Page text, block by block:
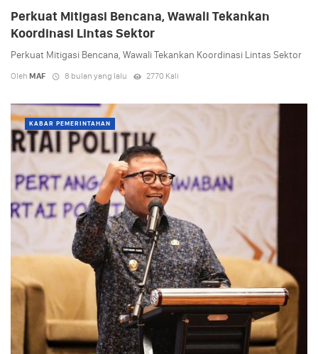
Perkuat Mitigasi Bencana, Wawali Tekankan
Koordinasi Lintas Sektor
Perkuat Mitigasi Bencana, Wawali Tekankan Koordinasi Lintas Sektor
Oleh MAF 8 bulan yang lalu 2770 Kali
KABAR PEMERINTAHAN